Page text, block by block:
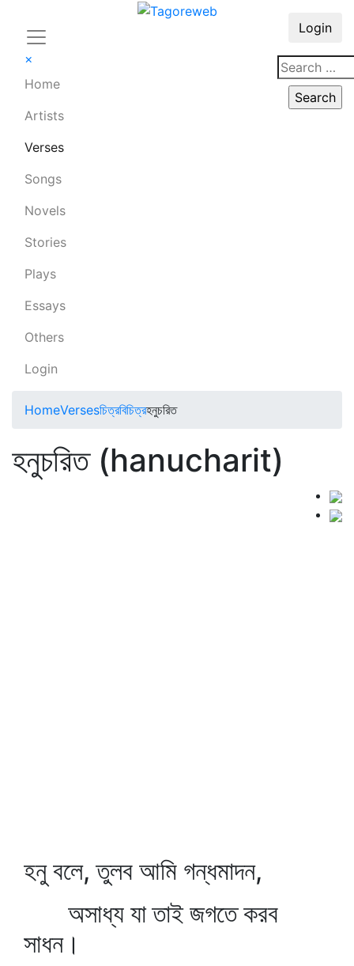
×
Home
Artists
Verses
Songs
Novels
Stories
Plays
Essays
Others
Login
Login
HomeVersesচিত্রবিচিত্রহনুচরিত
হনুচরিত (hanucharit)
হনু বলে, তুলব আমি গন্ধমাদন,
অসাধ্য যা তাই জগতে করব
সাধন।